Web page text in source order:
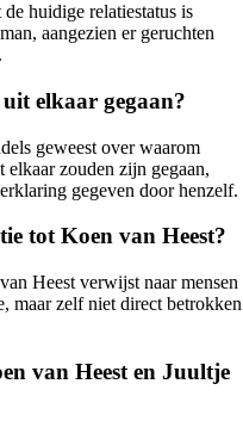
huidige relatiestatus is
aangezien er geruchten
elkaar gegaan?
geweest over waarom
zouden zijn gegaan,
gegeven door henzelf.
tot Koen van Heest?
Heest verwijst naar mensen
maar zelf niet direct betrokken
van Heest en Juultje